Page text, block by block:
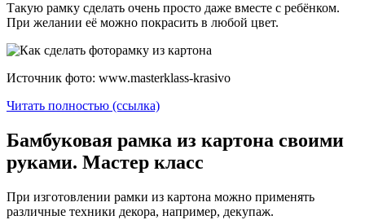
Такую рамку сделать очень просто даже вместе с ребёнком.
При желании её можно покрасить в любой цвет.
Источник фото: www.masterklass-krasivo
Читать полностью (ссылка)
Бамбуковая рамка из картона своими
руками. Мастер класс
При изготовлении рамки из картона можно применять
различные техники декора, например, декупаж.